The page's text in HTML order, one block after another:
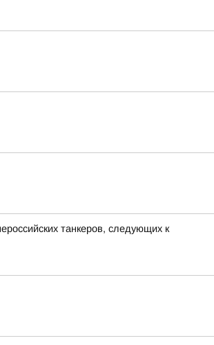
танкеров, следующих к